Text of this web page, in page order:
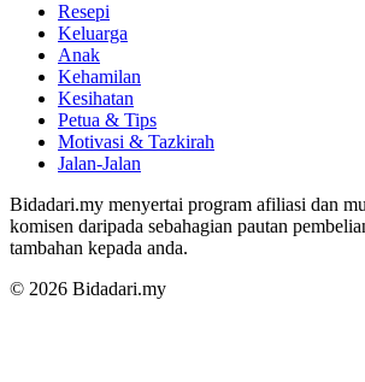
Resepi
Keluarga
Anak
Kehamilan
Kesihatan
Petua & Tips
Motivasi & Tazkirah
Jalan-Jalan
Bidadari.my menyertai program afiliasi dan
komisen daripada sebahagian pautan
tambahan kepada anda.
© 2026 Bidadari.my